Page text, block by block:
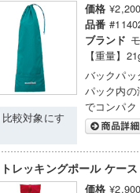
比較対象にす
価格
品番
ブランド
【重量】
バックパッ
パック内の
でコンパク
トレッキングポール ケース
価格